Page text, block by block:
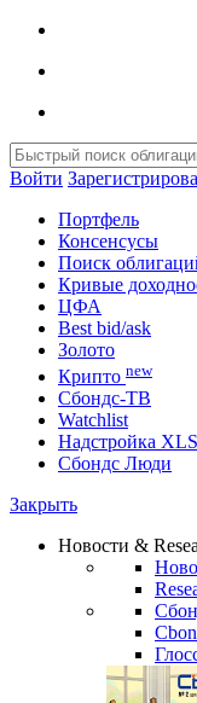
Войти
Портфель
Консенсусы
Поиск
Кривые
ЦФА
Best bid/ask
Золото
Крипто new
Сбондс-ТВ
Watchlist
Надстройка XLS
Сбондс Люди
Закрыть
Новости &